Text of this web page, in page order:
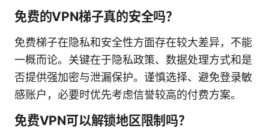
免费的VPN梯子真的安全吗？
免费梯子在隐私和安全性方面存在较大差异，不能
一概而论。关键在于隐私政策、数据处理方式和是
否提供强加密与泄漏保护。谨慎选择、避免登录敏
感账户，必要时优先考虑信誉较高的付费方案。
免费VPN可以解锁地区限制吗？